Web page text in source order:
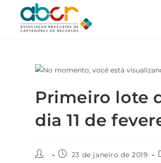
Primeiro lote
dia 11 de
23 de janeiro de 2019